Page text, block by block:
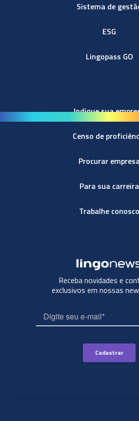
Sistema de
ESG
Lingopass GO
Indique sua
Censo de
Procurar
Para sua carreira
Trabalhe conosco
Receba novidades e
exclusivos em nossas